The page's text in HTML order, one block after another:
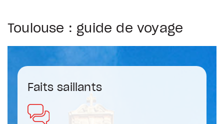
Toulouse : guide de voyage
Faits saillants